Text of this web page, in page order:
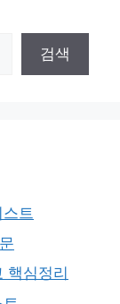
검색
트
핵심정리